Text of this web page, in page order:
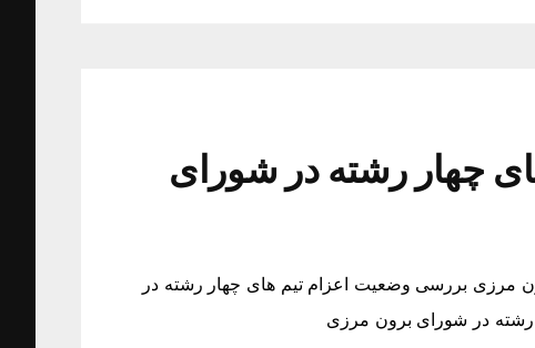
چهار رشته در شورای
مرزی بررسی وضعیت اعزام تیم های چهار رشته در
در شورای برون مرزی